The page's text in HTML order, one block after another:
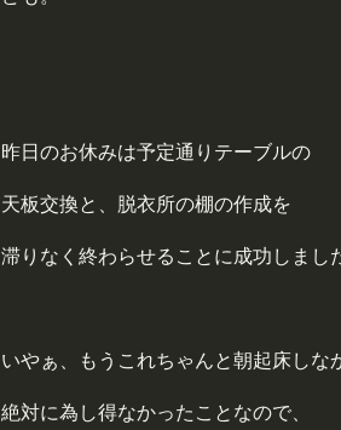
昨日のお休みは予定通りテーブルの
天板交換と、脱衣所の棚の作成を
滞りなく終わらせることに成功しまし
いやぁ、もうこれちゃんと朝起床しな
絶対に為し得なかったことなので、